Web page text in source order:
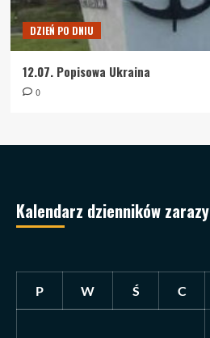
DZIEŃ PO DNIU
12.07. Popisowa Ukraina
0
Kalendarz dzienników zarazy
P W Ś C